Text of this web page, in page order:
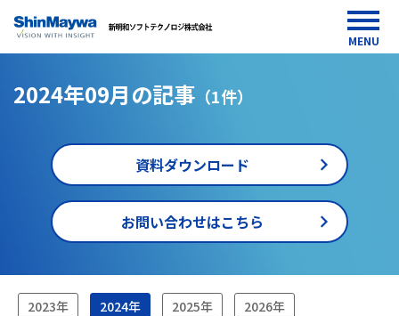
MENU
2024年09月の記事 （1件）
資料ダウンロード
お問い合わせはこちら
media2023年 2024年 2025年 2026年